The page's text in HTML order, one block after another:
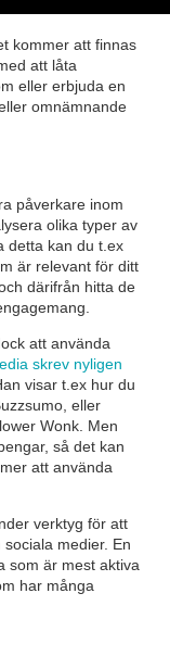
kommer att finnas
att låta
eller erbjuda en
omnämnande
påverkare inom
olika typer av
detta kan du t.ex
är relevant för ditt
därifrån hitta de
att använda
skrev nyligen
visar t.ex hur du
eller
Wonk. Men
så det kan
att använda
verktyg för att
medier. En
som är mest aktiva
har många